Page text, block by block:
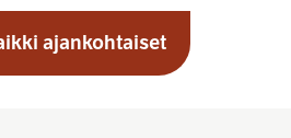
ajankohtaiset